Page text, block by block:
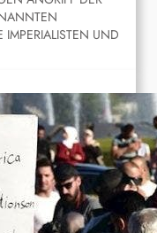
UND